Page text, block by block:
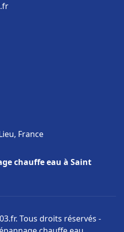
France
chauffe eau à Saint
Tous droits réservés -